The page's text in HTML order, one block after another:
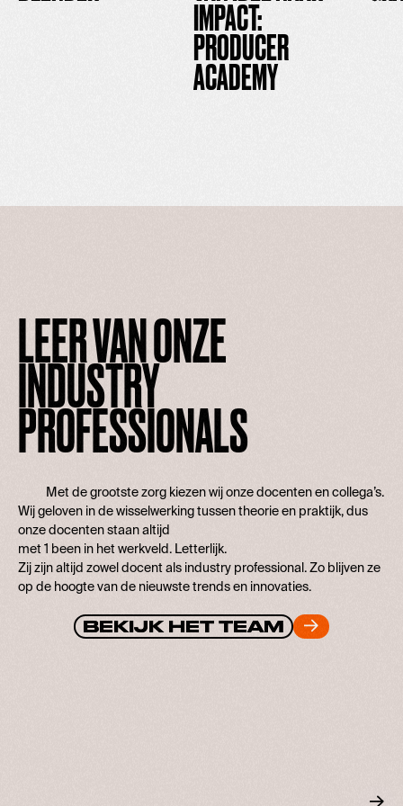
IMPACT:
PRODUCER
ACADEMY
LEER VAN ONZE
INDUSTRY
PROFESSIONALS
Met de grootste zorg kiezen wij onze docenten en collega’s.
Wij geloven in de wisselwerking tussen theorie en praktijk, dus
onze docenten staan altijd
met 1 been in het werkveld. Letterlijk.
Zij zijn altijd zowel docent als industry professional. Zo blijven ze
op de hoogte van de nieuwste trends en innovaties.
BEKIJK HET TEAM
BEKIJK HET TEAM